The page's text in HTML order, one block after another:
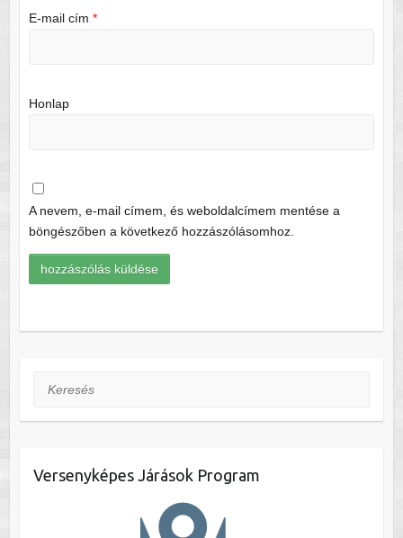
E-mail cím *
Honlap
A nevem, e-mail címem, és weboldalcímem mentése a
böngészőben a következő hozzászólásomhoz.
Keresés
Versenyképes Járások Program